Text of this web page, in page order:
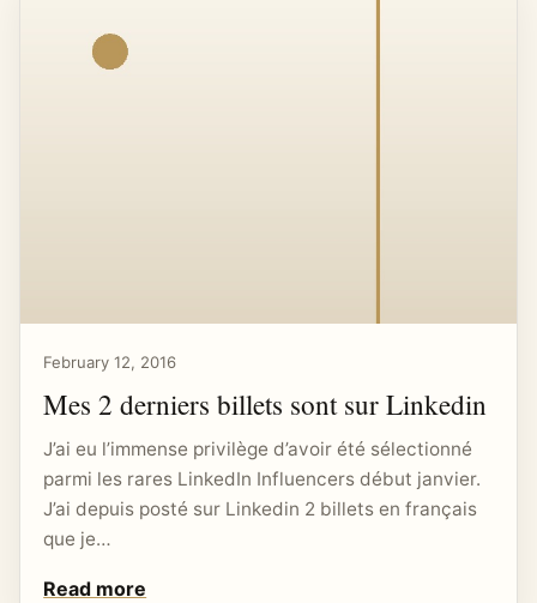
February 12, 2016
Mes 2 derniers billets sont sur Linkedin
J’ai eu l’immense privilège d’avoir été sélectionné
parmi les rares LinkedIn Influencers début janvier.
J’ai depuis posté sur Linkedin 2 billets en français
que je…
Read more